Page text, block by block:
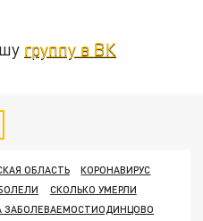
группу в ВК
ОБЛАСТЬ
КОРОНАВИРУС
СКОЛЬКО УМЕРЛИ
ЗАБОЛЕВАЕМОСТИОДИНЦОВО